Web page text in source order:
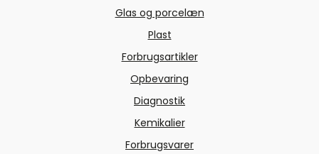
Glas og porcelæn
Plast
Forbrugsartikler
Opbevaring
Diagnostik
Kemikalier
Forbrugsvarer